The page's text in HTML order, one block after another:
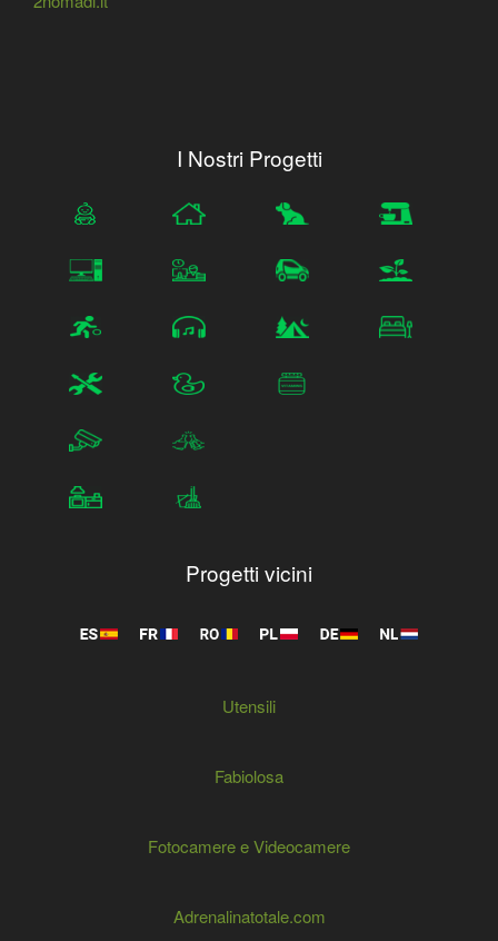
I Nostri Progetti
Progetti vicini
Utensili
Fabiolosa
Fotocamere e Videocamere
Adrenalinatotale.com